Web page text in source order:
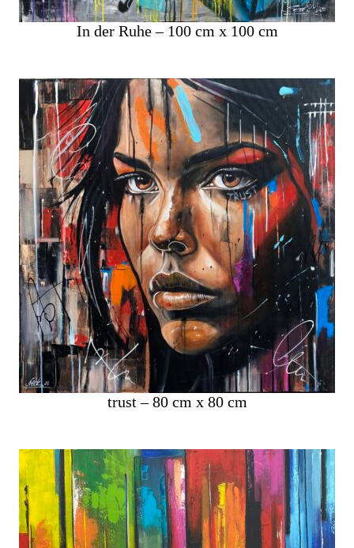
In der Ruhe – 100 cm x 100 cm
trust – 80 cm x 80 cm